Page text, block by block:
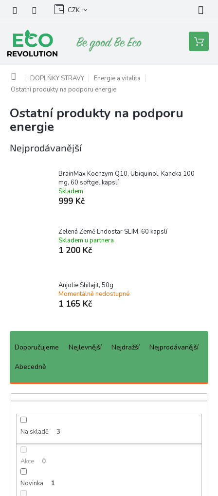
obsah
CZK
Nákupní
košík
Domů DOPLŇKY STRAVY
Energie a vitalita
Ostatní produkty na podporu energie
Ostatní produkty na podporu
energie
Nejprodávanější
BrainMax Koenzym Q10, Ubiquinol, Kaneka 100
mg, 60 softgel kapslí
Skladem
999 Kč
Zelená Země Endostar SLIM, 60 kapslí
Skladem u partnera
1 200 Kč
Anjolie Shilajit, 50g
Momentálně nedostupné
1 165 Kč
Ř
p
Doporučujeme Nejlevnější Nejdražší Nejprodávanější
Abecedně
Na skladě 3
Akce 0
Novinka 1